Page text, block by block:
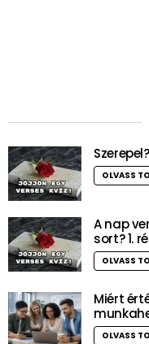
OLVASS
A nap
sort? 1.
OLVASS
Miért
OLVASS